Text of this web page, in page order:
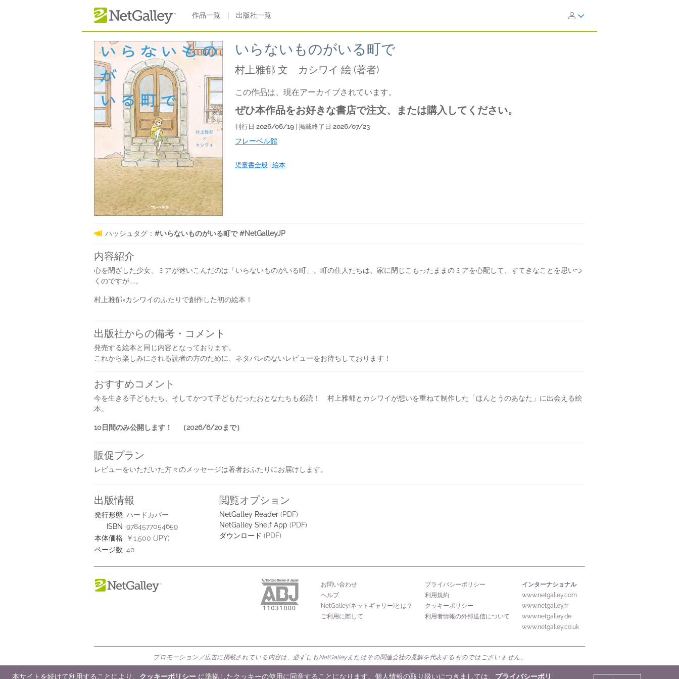
作品一覧 出版社一覧
いらないものがいる町で
村上雅郁 文 カシワイ 絵 (著者)
この作品は、現在アーカイブされています。
ぜひ本作品をお好きな書店で注文、または購入してください。
刊行日 2026/06/19 | 掲載終了日 2026/07/23
フレーベル館
児童書全般 絵本
ハッシュタグ： #いらないものがいる町で #NetGalleyJP
内容紹介
心を閉ざした少女、ミアが迷いこんだのは「いらないものがいる町」。町の住人たちは、家に閉じこもったままのミアを心配して、すてきなことを思いつ
くのですが……。
村上雅郁×カシワイのふたりで創作した初の絵本！
出版社からの備考・コメント
発売する絵本と同じ内容となっております。
これから楽しみにされる読者の方のために、ネタバレのないレビューをお待ちしております！
おすすめコメント
今を生きる子どもたち、そしてかつて子どもだったおとなたちも必読！ 村上雅郁とカシワイが想いを重ねて制作した「ほんとうのあなた」に出会える絵
本。
10日間のみ公開します！ （2026/6/20まで）
販促プラン
レビューをいただいた方々のメッセージは著者おふたりにお届けします。
出版情報
発行形態 ハードカバー
ISBN 9784577054659
本体価格
￥1,500 (JPY)
ページ数 40
閲覧オプション
NetGalley Reader (PDF)
NetGalley Shelf App (PDF)
ダウンロード (PDF)
お問い合わせ
ヘルプ
NetGalley(ネットギャリー)とは？
ご利用に際して
プライバシーポリシー
利用規約
クッキーポリシー
利用者情報の外部送信について
インターナショナル
www.netgalley.com
www.netgalley.fr
www.netgalley.de
www.netgalley.co.uk
プロモーション／広告に掲載されている内容は、必ずしもNetGalleyまたはその関連会社の見解を代表するものではございません。
© 2026 NetGalley LLC•All Rights Reserved
本サイトを続けて利用することにより、 クッキーポリシー に準拠したクッキーの使用に同意することになります。個人情報の取り扱いにつきましては、 プライバシーポリ